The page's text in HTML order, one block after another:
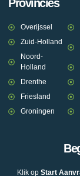
Provincies
Overijssel
Zuid-Holland
Noord-
Holland
Drenthe
Friesland
Groningen
Klik op Start